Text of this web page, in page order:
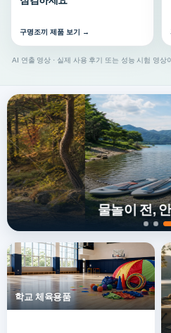
구명조끼 제품 보기 →
AI 연출 영상 · 실제 사용 후기 또는 성능 시험 영상